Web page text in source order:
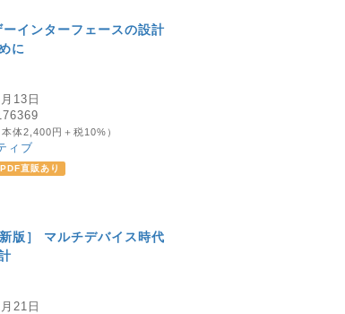
インターフェースの設計
に
13日
本体2,400円＋税10%）
ィブ
PDF直販あり
版］ マルチデバイス時代
21日